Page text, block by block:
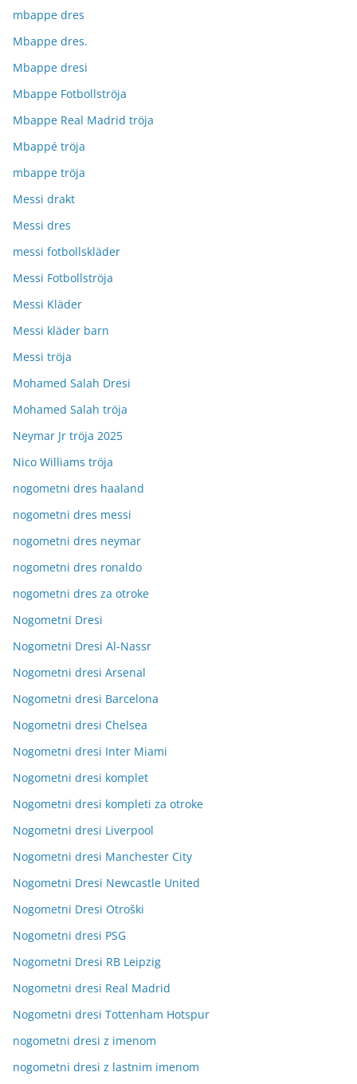
mbappe dres
Mbappe dres.
Mbappe dresi
Mbappe Fotbollströja
Mbappe Real Madrid tröja
Mbappé tröja
mbappe tröja
Messi drakt
Messi dres
messi fotbollskläder
Messi Fotbollströja
Messi Kläder
Messi kläder barn
Messi tröja
Mohamed Salah Dresi
Mohamed Salah tröja
Neymar Jr tröja 2025
Nico Williams tröja
nogometni dres haaland
nogometni dres messi
nogometni dres neymar
nogometni dres ronaldo
nogometni dres za otroke
Nogometni Dresi
Nogometni Dresi Al-Nassr
Nogometni dresi Arsenal
Nogometni dresi Barcelona
Nogometni dresi Chelsea
Nogometni dresi Inter Miami
Nogometni dresi komplet
Nogometni dresi kompleti za otroke
Nogometni dresi Liverpool
Nogometni dresi Manchester City
Nogometni Dresi Newcastle United
Nogometni Dresi Otroški
Nogometni dresi PSG
Nogometni Dresi RB Leipzig
Nogometni dresi Real Madrid
Nogometni dresi Tottenham Hotspur
nogometni dresi z imenom
nogometni dresi z lastnim imenom